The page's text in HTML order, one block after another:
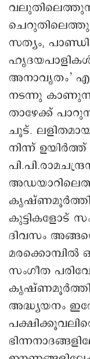
സത്യം,
അനാവൃതം’
നടന്നു
താഴേക്ക്
ചൂട്.
നിന്ന്
കൃഷ്ണമൂര്‍ത്തി
കുട്ടികളോട്
ദിവസം
മരക്കൊമ്പില്‍
സംഗീത
കൃഷ്ണമൂര്‍ത്തി
അദ്ധ്യയനം